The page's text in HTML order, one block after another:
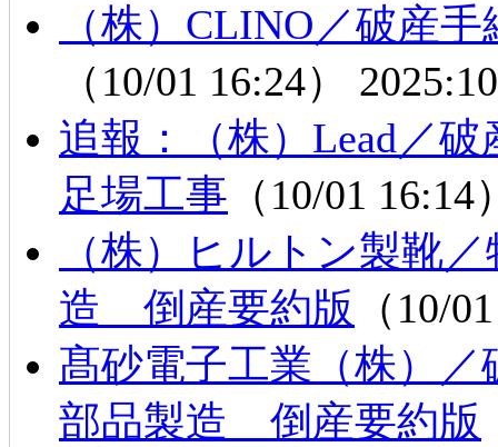
（株）CLINO／破産
（10/01 16:24）
追報：（株）Lead／
足場工事 （10/01
（株）ヒルトン製
造 倒産要約版 （10/
髙砂電子工業（株）
部品製造 倒産要約版